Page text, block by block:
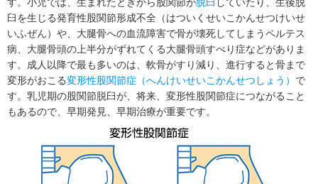
臼を生じる発育性股関節形成不全（はついくせいこかんせつけいせ
いふぜん）や、大腿骨への血流障害で骨が壊死してしまうペルテス
病、大腿骨頭の上半分がずれてくる大腿骨頭すべり症などがありま
す。成人以降で最も多いのは、軟骨がすり減り、進行すると骨まで
変形がおこる変形性股関節症（へんけいせいこかんせつしょう） で
す。乳児期の股関節脱臼が、将来、変形性股関節症につながること
もあるので、早期発見、早期治療が重要です。